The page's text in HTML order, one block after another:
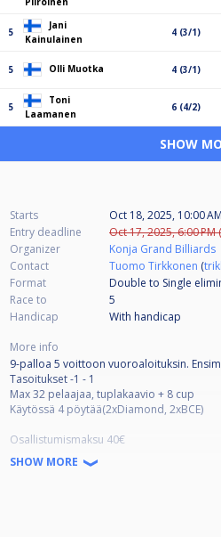
5
Jani
Kainulainen
4 (3/1)
5 Olli Muotka 4 (3/1)
5
Toni
Laamanen
6 (4/2)
SHOW
Starts
Oct 18, 2025, 10:00
Entry deadline
Oct 17, 2025, 6:00 PM
Organizer
Konja Grand Billiards
Contact
Tuomo Tirkkonen (
Format
Double to Single
Race to
5
Handicap
With handicap
More info
9-palloa 5 voittoon vuoroaloituksin.
Tasoitukset -1 - 1
Max 32 pelaajaa, tuplakaavio + 8 cup
Käytössä 4 pöytää(2xDiamond, 2xBCE)
Osallistumismaksu 40€
Added money 300€
SHOW MORE